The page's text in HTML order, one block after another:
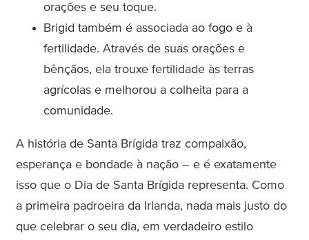
orações e seu toque.
Brigid também é associada ao fogo e à
fertilidade. Através de suas orações e
bênçãos, ela trouxe fertilidade às terras
agrícolas e melhorou a colheita para a
comunidade.
A história de Santa Brígida traz compaixão,
esperança e bondade à nação – e é exatamente
isso que o Dia de Santa Brígida representa. Como
a primeira padroeira da Irlanda, nada mais justo do
que celebrar o seu dia, em verdadeiro estilo